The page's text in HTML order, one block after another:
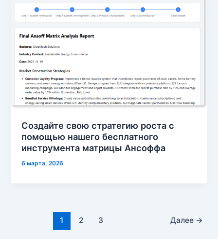
Создайте свою стратегию роста с
помощью нашего бесплатного
инструмента матрицы Ансоффа
6 марта, 2026
1 2 3 Далее →